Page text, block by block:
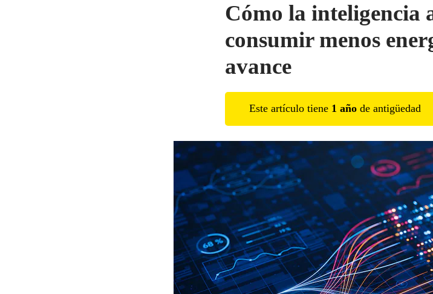
Cómo la inteligencia
consumir menos
avance
Este artículo tiene 1 año de antigüedad